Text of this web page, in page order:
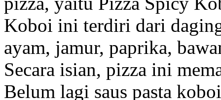
Koboi ini terdiri dari
ayam, jamur, paprika,
Secara isian, pizza ini
Belum lagi saus pasta